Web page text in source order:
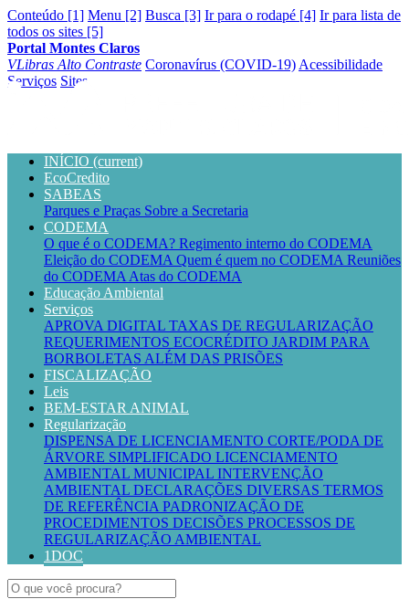
Conteúdo [1] Menu [2] Busca [3] Ir para o rodapé [4] Ir para lista de
todos os sites [5]
Portal Montes Claros
VLibras Alto Contraste Coronavírus (COVID-19) Acessibilidade
Serviços Sites
INÍCIO (current)
EcoCredito
SABEAS
Parques e Praças Sobre a Secretaria
CODEMA
O que é o CODEMA? Regimento interno do CODEMA
Eleição do CODEMA Quem é quem no CODEMA Reuniões
do CODEMA Atas do CODEMA
Educação Ambiental
Serviços
APROVA DIGITAL TAXAS DE REGULARIZAÇÃO
REQUERIMENTOS ECOCRÉDITO JARDIM PARA
BORBOLETAS ALÉM DAS PRISÕES
FISCALIZAÇÃO
Leis
BEM-ESTAR ANIMAL
Regularização
DISPENSA DE LICENCIAMENTO CORTE/PODA DE
ÁRVORE SIMPLIFICADO LICENCIAMENTO
AMBIENTAL MUNICIPAL INTERVENÇÃO
AMBIENTAL DECLARAÇÕES DIVERSAS TERMOS
DE REFERÊNCIA PADRONIZAÇÃO DE
PROCEDIMENTOS DECISÕES PROCESSOS DE
REGULARIZAÇÃO AMBIENTAL
1DOC